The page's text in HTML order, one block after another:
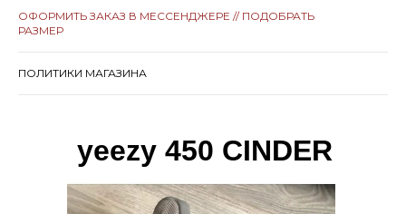
ОФОРМИТЬ ЗАКАЗ В МЕССЕНДЖЕРЕ // ПОДОБРАТЬ
РАЗМЕР
ПОЛИТИКИ МАГАЗИНА
yeezy 450 CINDER